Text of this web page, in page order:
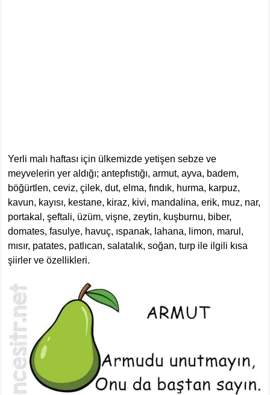
Yerli malı haftası için ülkemizde yetişen sebze ve
meyvelerin yer aldığı; antepfıstığı, armut, ayva, badem,
böğürtlen, ceviz, çilek, dut, elma, fındık, hurma, karpuz,
kavun, kayısı, kestane, kiraz, kivi, mandalina, erik, muz, nar,
portakal, şeftali, üzüm, vişne, zeytin, kuşburnu, biber,
domates, fasulye, havuç, ıspanak, lahana, limon, marul,
mısır, patates, patlıcan, salatalık, soğan, turp ile ilgili kısa
şiirler ve özellikleri.